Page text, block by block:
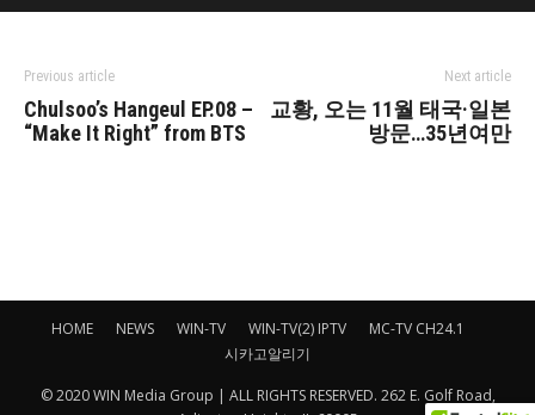
Previous article
Chulsoo’s Hangeul EP.08 –
“Make It Right” from BTS
Next article
교황, 오는 11월 태국·일본
방문…35년여만
HOME NEWS WIN-TV WIN-TV(2) IPTV
MC-TV CH24.1
시카고알리기
© 2020 WIN Media Group | ALL RIGHTS RESERVED. 262 E. Golf Road,